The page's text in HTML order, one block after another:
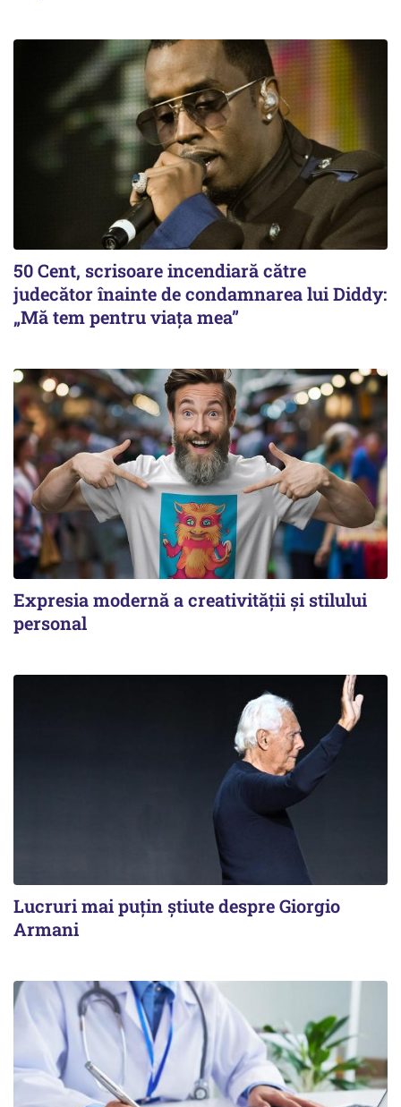
50 Cent, scrisoare incendiară către
judecător înainte de condamnarea lui Diddy:
„Mă tem pentru viața mea”
Expresia modernă a creativității și stilului
personal
Lucruri mai puțin știute despre Giorgio
Armani